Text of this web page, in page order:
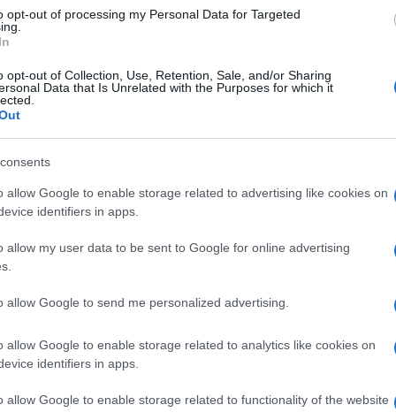
opt-out of processing my Personal Data for Targeted
opt-out of Collection, Use, Retention, Sale, and/or Sharing
Data that Is Unrelated with the Purposes for which it
allow Google to enable storage related to advertising like cookies on
identifiers in apps.
allow my user data to be sent to Google for online advertising
allow Google to send me personalized advertising.
allow Google to enable storage related to analytics like cookies on
identifiers in apps.
allow Google to enable storage related to functionality of the website
nazionali?
mesecliccando qui
nella sezione